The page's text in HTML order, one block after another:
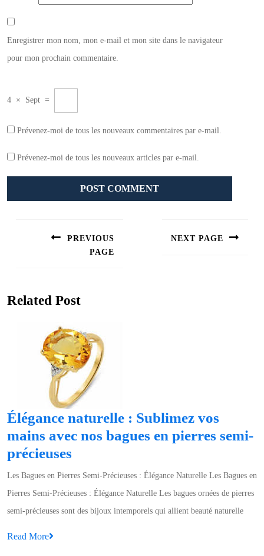
Enregistrer mon nom, mon e-mail et mon site dans le navigateur
pour mon prochain commentaire.
4 × Sept =
Prévenez-moi de tous les nouveaux commentaires par e-mail.
Prévenez-moi de tous les nouveaux articles par e-mail.
PREVIOUS
PAGE
NEXT PAGE
Related Post
Élégance naturelle : Sublimez vos
mains avec nos bagues en pierres semi-
précieuses
naturelle
:
Sublimez
Les Bagues en Pierres Semi-Précieuses : Élégance Naturelle Les Bagues en
Pierres Semi-Précieuses : Élégance Naturelle Les bagues ornées de pierres
semi-précieuses sont des bijoux intemporels qui allient beauté naturelle
Read More